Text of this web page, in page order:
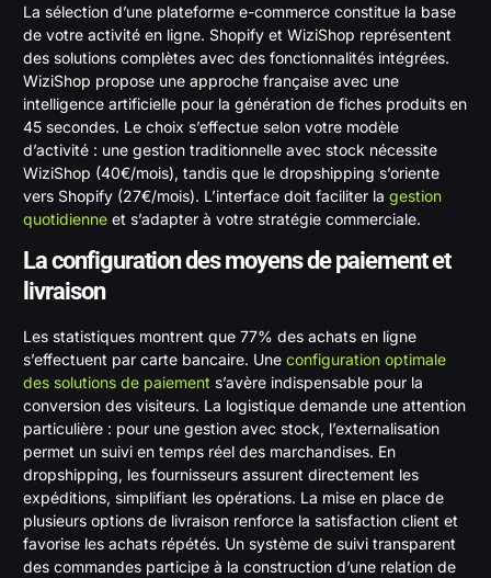
La sélection d’une plateforme e-commerce constitue la base
de votre activité en ligne. Shopify et WiziShop représentent
des solutions complètes avec des fonctionnalités intégrées.
WiziShop propose une approche française avec une
intelligence artificielle pour la génération de fiches produits en
45 secondes. Le choix s’effectue selon votre modèle
d’activité : une gestion traditionnelle avec stock nécessite
WiziShop (40€/mois), tandis que le dropshipping s’oriente
vers Shopify (27€/mois). L’interface doit faciliter la gestion
quotidienne et s’adapter à votre stratégie commerciale.
La configuration des moyens de paiement et
livraison
Les statistiques montrent que 77% des achats en ligne
s’effectuent par carte bancaire. Une configuration optimale
des solutions de paiement s’avère indispensable pour la
conversion des visiteurs. La logistique demande une attention
particulière : pour une gestion avec stock, l’externalisation
permet un suivi en temps réel des marchandises. En
dropshipping, les fournisseurs assurent directement les
expéditions, simplifiant les opérations. La mise en place de
plusieurs options de livraison renforce la satisfaction client et
favorise les achats répétés. Un système de suivi transparent
des commandes participe à la construction d’une relation de